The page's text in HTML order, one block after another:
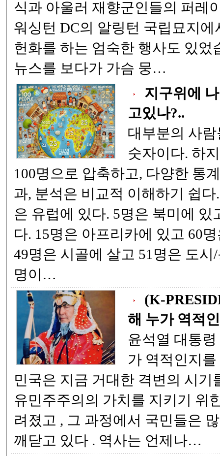
식과 아울러 재향군인들의 퍼레이드도 있었습니다.
워싱턴 DC의 알링턴 국립묘지에서는 미국 대통령이
헌화를 하는 엄숙한 행사도 있었습니다. 그날 CNN
뉴스를 보다가 가슴 뭉…
지구위에
고있나?..
대부분의 사람들에
숫자이다. 하지만 세계 78억 명을
100명으로 압축하고, 다양한 통계로 압축했다. 그 결
과, 분석은 비교적 이해하기 쉽다. 즉, 100명중 11명
은 유럽에 있다. 5명은 북미에 있고 9명은 남미에 있
다. 15명은 아프리카에 있고 60명은 아시아에 있다.
49명은 시골에 살고 51명은 도시/동네 거주하며 77
명이…
(K-
해 누가 역적
윤석열 대통령 ! 계몽령을 통해 누
가 역적인지를 알게 되었다 . 대한
민국은 지금 거대한 격변의 시기를 지나고 있다 . 자
유민주주의의 가치를 지키기 위한 국가적 결단이 내
려졌고 , 그 과정에서 국민들은 많은 것을 목격하며
깨닫고 있다 . 역사는 언제나…